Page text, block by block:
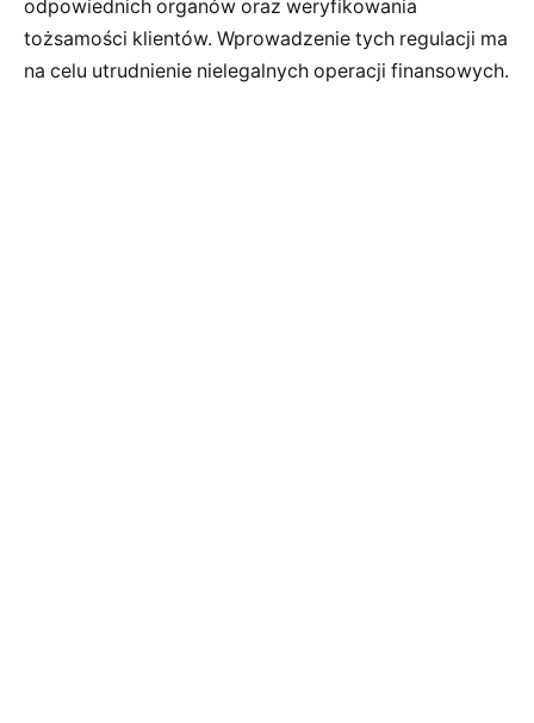
odpowiednich organów oraz weryfikowania
tożsamości klientów. Wprowadzenie tych regulacji ma
na celu utrudnienie nielegalnych operacji finansowych.